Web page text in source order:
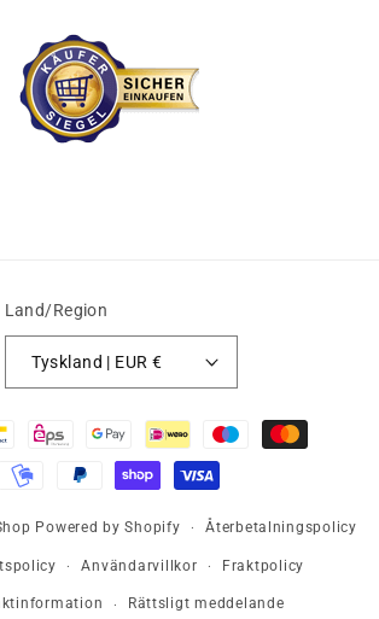
Land/Region
Tyskland | EUR €
Powered by Shopify Återbetalningspolicy
Användarvillkor Fraktpolicy
Rättsligt meddelande